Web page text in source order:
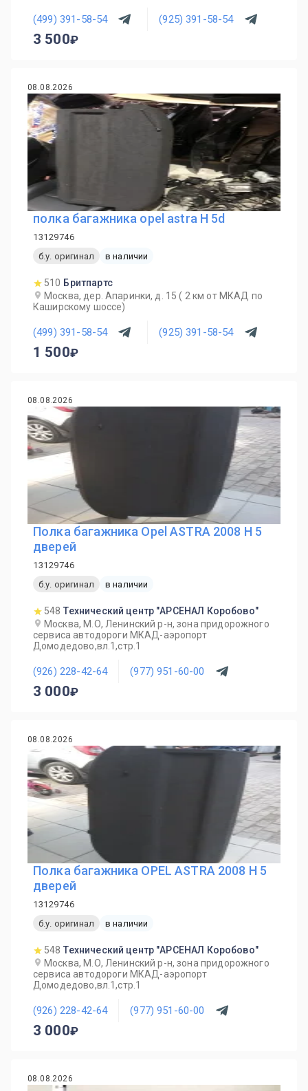
(499) 391-58-54 (925) 391-58-54
3 500
08.08.2026
полка багажника opel astra H 5d
13129746
б.у. оригинал
в наличии
510 Бритпартс
Москва, дер. Апаринки, д. 15 ( 2 км от МКАД по
Каширскому шоссе)
(499) 391-58-54 (925) 391-58-54
1 500
08.08.2026
Полка багажника Opel ASTRA 2008 H 5
дверей
13129746
б.у. оригинал
в наличии
548 Технический центр "АРСЕНАЛ Коробово"
Москва, М.О, Ленинский р-н, зона придорожного
сервиса автодороги МКАД-аэропорт
Домодедово,вл.1,стр.1
(926) 228-42-64 (977) 951-60-00
3 000
08.08.2026
Полка багажника OPEL ASTRA 2008 H 5
дверей
13129746
б.у. оригинал
в наличии
548 Технический центр "АРСЕНАЛ Коробово"
Москва, М.О, Ленинский р-н, зона придорожного
сервиса автодороги МКАД-аэропорт
Домодедово,вл.1,стр.1
(926) 228-42-64 (977) 951-60-00
3 000
08.08.2026